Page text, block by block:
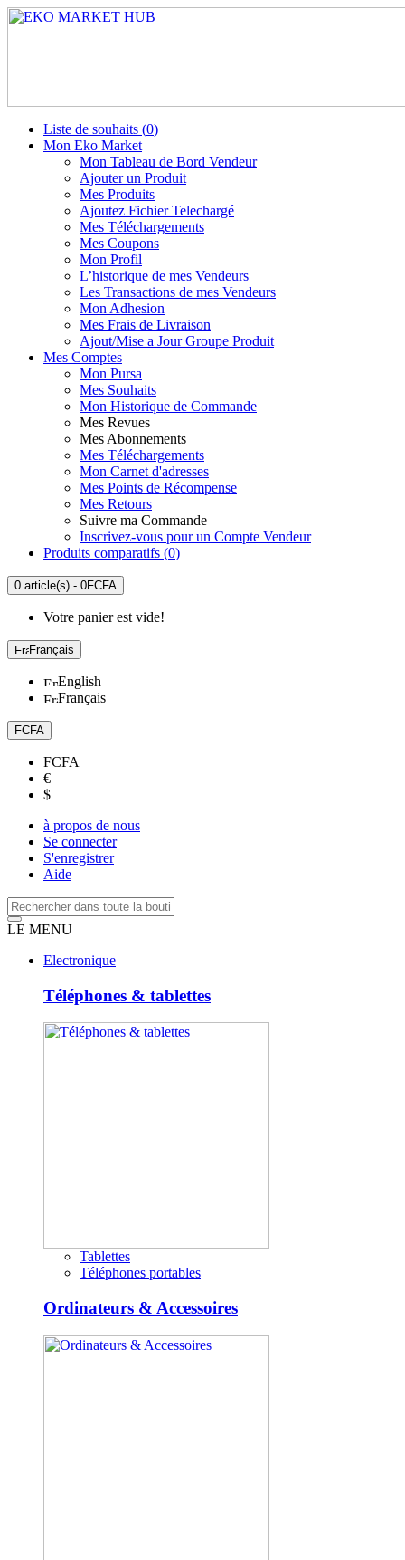
Liste de souhaits (0)
Mon Eko Market
Mon Tableau de Bord Vendeur
Ajouter un Produit
Mes Produits
Ajoutez Fichier Telechargé
Mes Téléchargements
Mes Coupons
Mon Profil
L’historique de mes Vendeurs
Les Transactions de mes Vendeurs
Mon Adhesion
Mes Frais de Livraison
Ajout/Mise a Jour Groupe Produit
Mes Comptes
Mon Pursa
Mes Souhaits
Mon Historique de Commande
Mes Revues
Mes Abonnements
Mes Téléchargements
Mon Carnet d'adresses
Mes Points de Récompense
Mes Retours
Suivre ma Commande
Inscrivez-vous pour un Compte Vendeur
Produits comparatifs (0)
0 article(s) - 0FCFA
Votre panier est vide!
Français
English
Français
FCFA
FCFA
€
$
à propos de nous
Se connecter
S'enregistrer
Aide
LE MENU
Electronique
Téléphones & tablettes
Tablettes
Téléphones portables
Ordinateurs & Accessoires